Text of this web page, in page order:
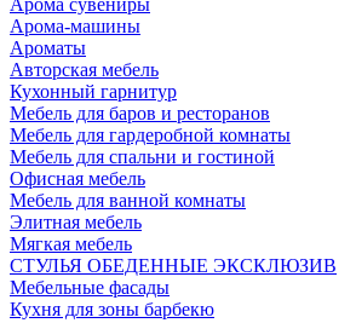
Арома-машины
Ароматы
Авторская мебель
Кухонный гарнитур
Мебель для баров и ресторанов
Мебель для гардеробной комнаты
Мебель для спальни и гостиной
Офисная мебель
Мебель для ванной комнаты
Элитная мебель
Мягкая мебель
СТУЛЬЯ ОБЕДЕННЫЕ ЭКСКЛЮЗИВ
Мебельные фасады
Кухня для зоны барбекю